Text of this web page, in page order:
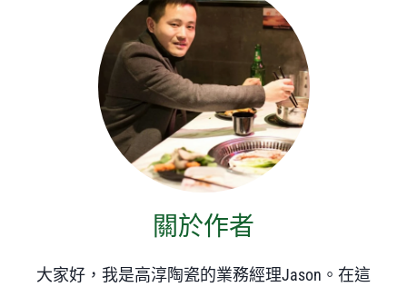
關於作者
大家好，我是高淳陶瓷的業務經理Jason。在這